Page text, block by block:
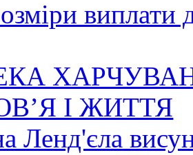
виплати
І ЖИТТЯ
Ленд'єла